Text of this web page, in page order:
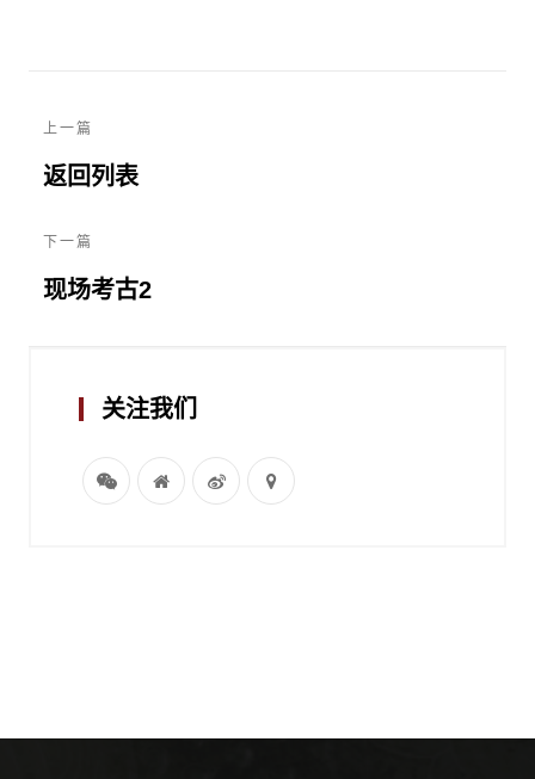
上一篇
返回列表
下一篇
现场考古2
关注我们